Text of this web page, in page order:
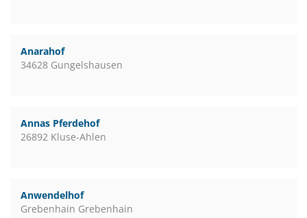
Anarahof
34628 Gungelshausen
Annas Pferdehof
26892 Kluse-Ahlen
Anwendelhof
Grebenhain Grebenhain